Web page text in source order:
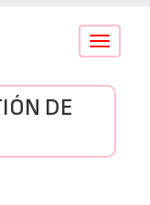
Conmutar
DE